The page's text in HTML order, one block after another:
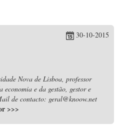
30-10-2015
Nova de Lisboa, professor
economia e da gestão, gestor e
de contacto: geral@knoow.net
>>>